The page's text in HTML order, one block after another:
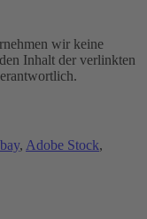
wir keine
Inhalt der verlinkten
, Adobe Stock,